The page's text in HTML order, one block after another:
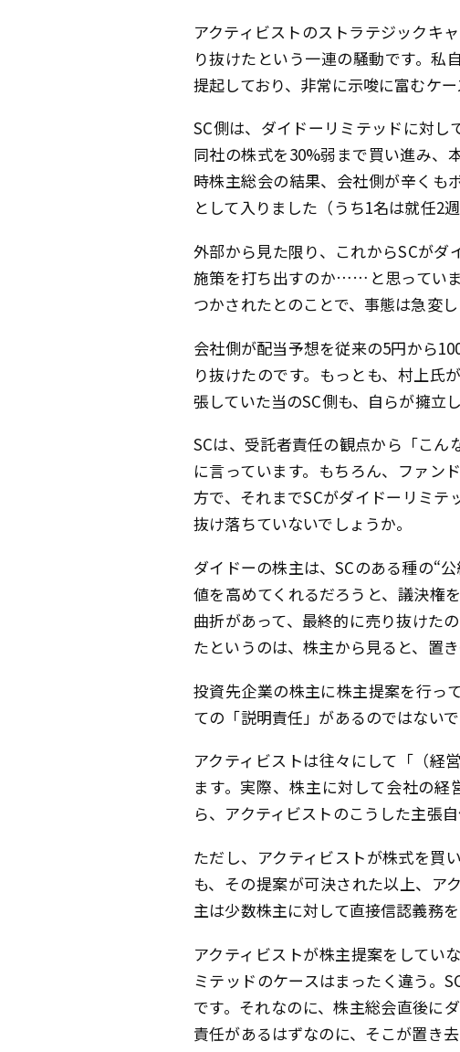
アクティビストのストラテジックキ
り抜けたという一連の騒動です。私
提起しており、非常に示唆に富むケー
SC側は、ダイドーリミテッドに対し
同社の株式を30%弱まで買い進み、
時株主総会の結果、会社側が辛くも
として入りました（うち1名は就任2
外部から見た限り、これからSCが
施策を打ち出すのか……と思ってい
つかされたとのことで、事態は急変し
会社側が配当予想を従来の5円から
り抜けたのです。もっとも、村上氏
張していた当のSC側も、自らが擁立
SCは、受託者責任の観点から「こ
に言っています。もちろん、ファン
方で、それまでSCがダイドーリミ
抜け落ちていないでしょうか。
ダイドーの株主は、SCのある種の“
値を高めてくれるだろうと、議決権
曲折があって、最終的に売り抜けた
たというのは、株主から見ると、置
投資先企業の株主に株主提案を行っ
ての「説明責任」があるのではないで
アクティビストは往々にして「（経
ます。実際、株主に対して会社の
ら、アクティビストのこうした主張
ただし、アクティビストが株式を買
も、その提案が可決された以上、ア
主は少数株主に対して直接信認義務
アクティビストが株主提案をしてい
ミテッドのケースはまったく違う。
です。それなのに、株主総会直後に
責任があるはずなのに、そこが置き去